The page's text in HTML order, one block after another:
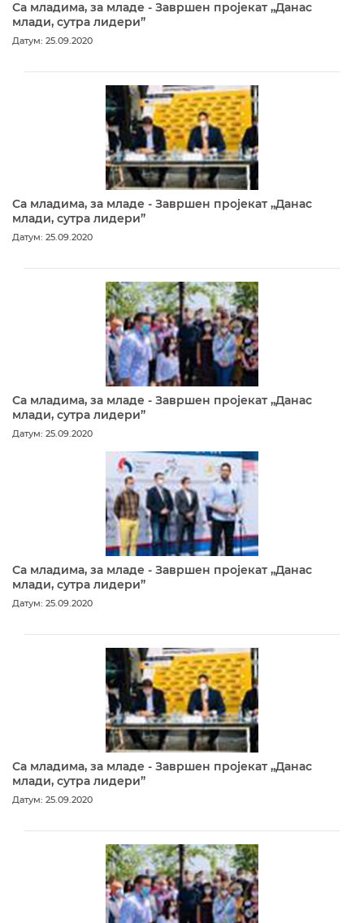
Са младима, за младе - Завршен пројекат „Данас
млади, сутра лидери”
Датум: 25.09.2020
Са младима, за младе - Завршен пројекат „Данас
млади, сутра лидери”
Датум: 25.09.2020
Са младима, за младе - Завршен пројекат „Данас
млади, сутра лидери”
Датум: 25.09.2020
Са младима, за младе - Завршен пројекат „Данас
млади, сутра лидери”
Датум: 25.09.2020
Са младима, за младе - Завршен пројекат „Данас
млади, сутра лидери”
Датум: 25.09.2020